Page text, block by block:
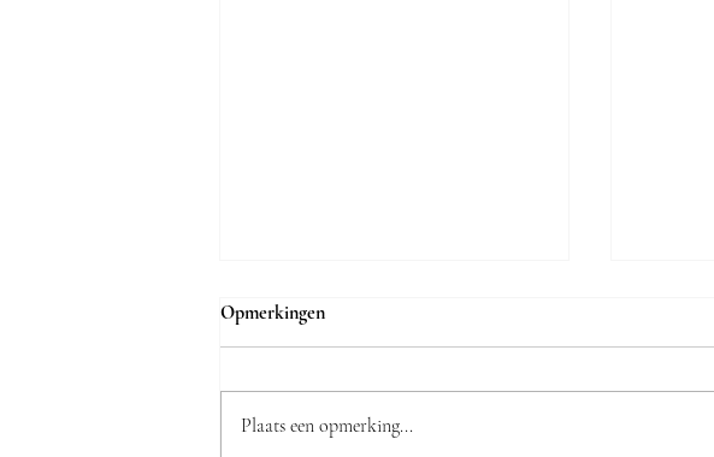
Opmerkingen
Plaats een opmerking...